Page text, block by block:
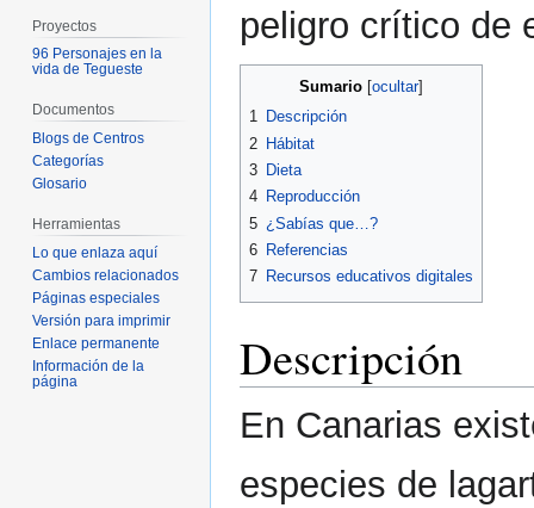
peligro crítico de
Sumario
1 Descripción
2 Hábitat
3 Dieta
4 Reproducción
5 ¿Sabías que…?
6 Referencias
7 Recursos educativos digitales
Descripción
En Canarias
especies de
Proyectos
96 Personajes en la
vida de Tegueste
Documentos
Blogs de Centros
Categorías
Glosario
Herramientas
Lo que enlaza aquí
Cambios relacionados
Páginas especiales
Versión para imprimir
Enlace permanente
Información de la
página